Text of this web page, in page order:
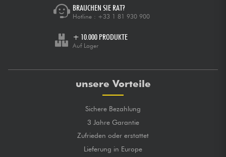
BRAUCHEN SIE RAT?
Hotline : +33 1 81 930 900
+ 10.000 PRODUKTE
Auf Lager
unsere Vorteile
Sichere Bezahlung
3 Jahre Garantie
Zufrieden oder erstattet
Lieferung in Europe